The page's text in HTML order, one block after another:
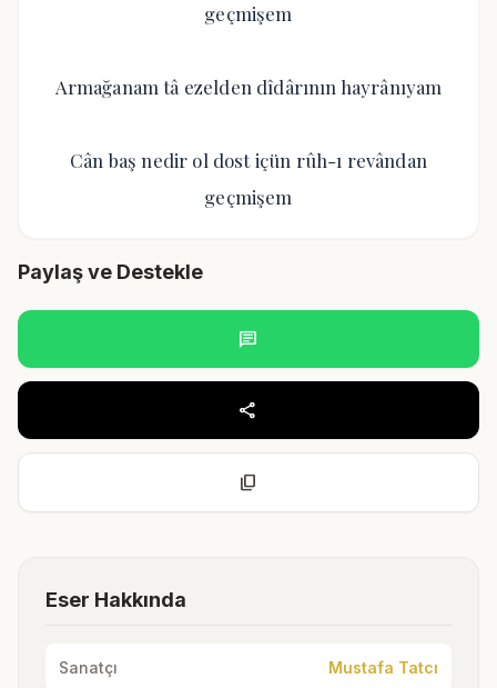
geçmişem
Armağanam tâ ezelden dîdârının hayrânıyam
Cân baş nedir ol dost içün rûh-ı revândan
geçmişem
Paylaş ve Destekle
chat
share
content_copy
Eser Hakkında
Sanatçı Mustafa Tatcı